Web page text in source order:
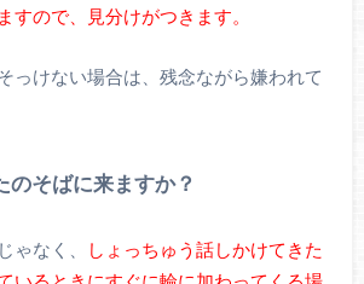
すので、見分けがつきます。
っけない場合は、残念ながら嫌われて
のそばに来ますか？
ゃなく、
しょっちゅう話しかけてきた